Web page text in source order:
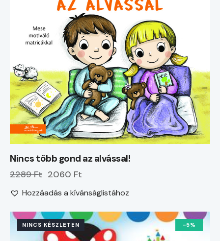
Nincs több gond az alvással!
2289 Ft 2060 Ft
Hozzáadás a kívánságlistához
NINCS KÉSZLETEN -5%